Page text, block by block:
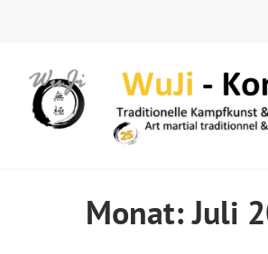
Monat:Juli